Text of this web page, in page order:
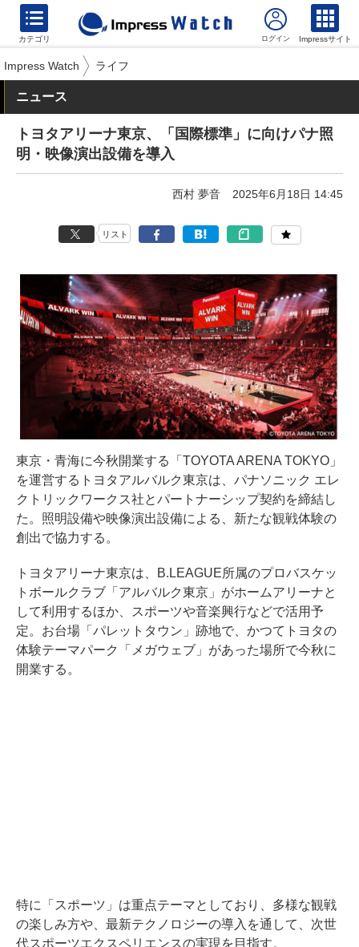
カテゴリ Impressサイト
Impress Watch ライフ
ニュース
トヨタアリーナ東京、「国際標準」に向けパナ照
明・映像演出設備を導入
西村 夢音 2025年6月18日 14:45
リスト
東京・青海に今秋開業する「TOYOTA ARENA TOKYO」
を運営するトヨタアルバルク東京は、パナソニック エレ
クトリックワークス社とパートナーシップ契約を締結し
た。照明設備や映像演出設備による、新たな観戦体験の
創出で協力する。
トヨタアリーナ東京は、B.LEAGUE所属のプロバスケッ
トボールクラブ「アルバルク東京」がホームアリーナと
して利用するほか、スポーツや音楽興行などで活用予
定。お台場「パレットタウン」跡地で、かつてトヨタの
体験テーマパーク「メガウェブ」があった場所で今秋に
開業する。
特に「スポーツ」は重点テーマとしており、多様な観戦
の楽しみ方や、最新テクノロジーの導入を通して、次世
代スポーツエクスペリエンスの実現を目指す。